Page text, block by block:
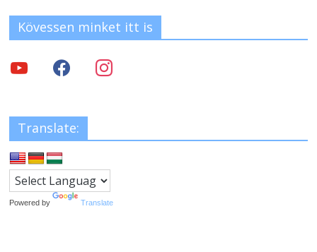
Kövessen minket itt is
Translate:
Powered by Translate